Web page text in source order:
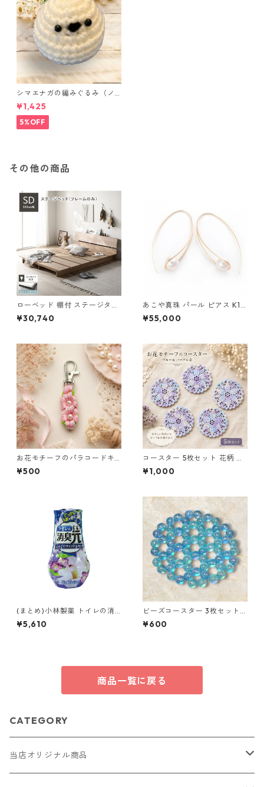
シマエナガの編みぐるみ（ノ
ーマル）
¥1,425
5%OFF
その他の商品
ローベッド 棚付 ステージタイ
プ セミダブル 幅140cm ベッ
ドフレームのみ ナチュラル 宮
ッド ベッドフレーム フロアベ
ッド ロースタイル ベット ロー
ベット セミダブルベッド 寝具
収納
¥30,740
あこや真珠 パール ピアス K10
イエローゴールド ジプシー フ
ック ピアス 7mm 7ミリ珠 ア
¥55,000
お花モチーフのパラコードキ
ーホルダー ピンク×ライトグリ
ーン ハンドメイド 国産 本革
¥500
コースター 5枚セット 花柄 レ
ース 手編み ブルー パープル s
2 ギフト
¥1,000
(まとめ)小林製薬 トイレの消
臭元心なごむリラックスアロ
マ 400ml 1個【×10セット】
¥5,610
ビーズコースター 3枚セット
クリア パール ブルー ラウンド
モチーフ アクリルビーズ s43
¥600
商品一覧に戻る
CATEGORY
当店オリジナル商品